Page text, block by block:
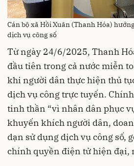
Cán bộ xã Hồi Xuân (Thanh Hóa)
dịch vụ công số
Từ ngày 24/6/2025, Thanh
đầu tiên trong cả nước miễn
khi người dân thực hiện thủ
dịch vụ công trực tuyến.
tinh thần “vì nhân dân phục
khuyến khích người dân,
dạn sử dụng dịch vụ công số,
chính quyền điện tử hiện đại,